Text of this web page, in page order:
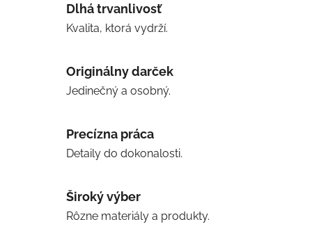
Dlhá trvanlivosť
Kvalita, ktorá vydrží.
Originálny darček
Jedinečný a osobný.
Precízna práca
Detaily do dokonalosti.
Široký výber
Rôzne materiály a produkty.